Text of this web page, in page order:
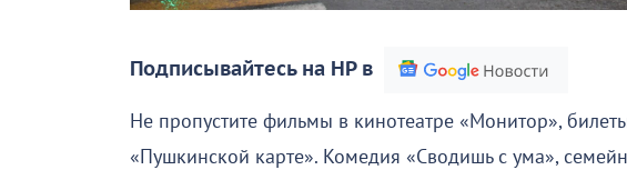
Подписывайтесь на НР в
Не пропустите фильмы в кинотеатре «Монитор»,
«Пушкинской карте». Комедия «Сводишь с ума»,